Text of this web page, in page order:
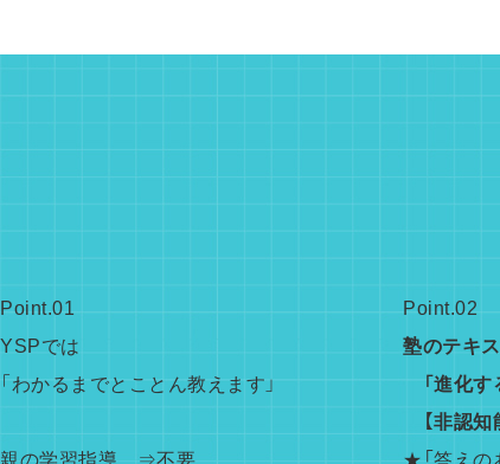
Point.01
YSPでは
「わかるまでとことん教えます」
Point.02
塾のテキ
「進化す
【非認知